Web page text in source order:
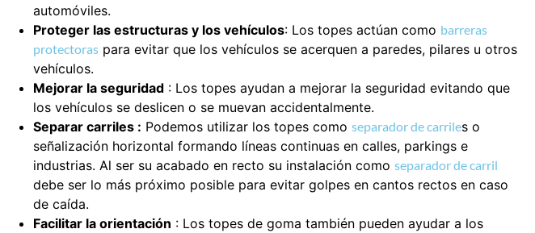
automóviles.
Proteger las estructuras y los vehículos: Los topes actúan como barreras
protectoraspara evitar que los vehículos se acerquen a paredes, pilares u otros
vehículos.
Mejorar la seguridad: Los topes ayudan a mejorar la seguridad evitando que
los vehículos se deslicen o se muevan accidentalmente.
Separar carriles : Podemos utilizar los topes como separador de carriles o
señalización horizontal formando líneas continuas en calles, parkings e
industrias. Al ser su acabado en recto su instalación como separador de carril
debe ser lo más próximo posible para evitar golpes en cantos rectos en caso
de caída.
Facilitar la orientación : Los topes de goma también pueden ayudar a los